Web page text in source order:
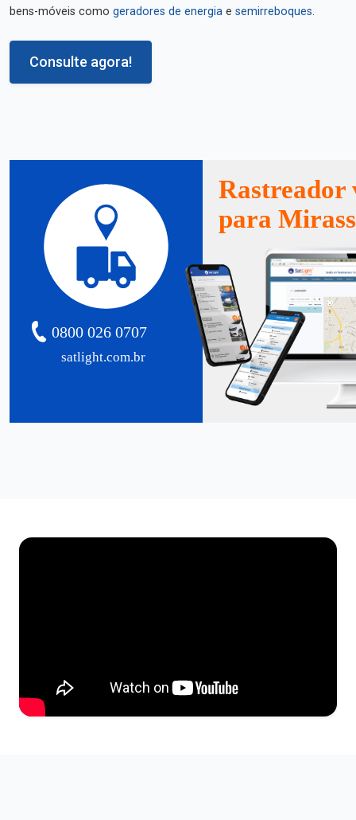
bens-móveis como geradores de energia e semirreboques.
Consulte agora!
satlight.com.br
0800 026 0707
Rastreador
para